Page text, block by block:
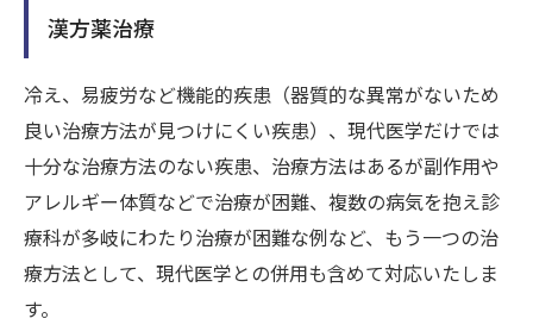
漢方薬治療
冷え、易疲労など機能的疾患（器質的な異常がないため
良い治療方法が見つけにくい疾患）、現代医学だけでは
十分な治療方法のない疾患、治療方法はあるが副作用や
アレルギー体質などで治療が困難、複数の病気を抱え診
療科が多岐にわたり治療が困難な例など、もう一つの治
療方法として、現代医学との併用も含めて対応いたしま
す。